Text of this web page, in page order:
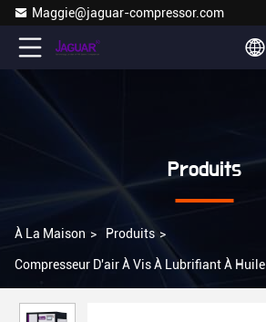
Maggie@jaguar-compressor.com
Produits
À La Maison > Produits >
Compresseur D'air À Vis À Lubrifiant À Huile